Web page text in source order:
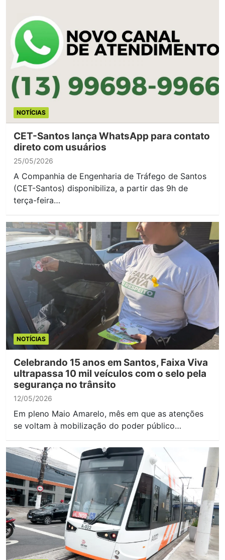
NOTÍCIAS
CET-Santos lança WhatsApp para contato
direto com usuários
25/05/2026
A Companhia de Engenharia de Tráfego de Santos
(CET-Santos) disponibiliza, a partir das 9h de
terça-feira…
NOTÍCIAS
Celebrando 15 anos em Santos, Faixa Viva
ultrapassa 10 mil veículos com o selo pela
segurança no trânsito
12/05/2026
Em pleno Maio Amarelo, mês em que as atenções
se voltam à mobilização do poder público…